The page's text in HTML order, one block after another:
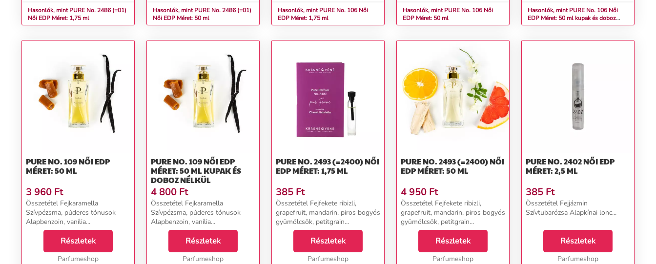
Hasonlók, mint PURE No. 2486 (=01)
Női EDP Méret: 1,75 ml
Hasonlók, mint PURE No. 2486 (=01)
Női EDP Méret: 50 ml
Hasonlók, mint PURE No. 106 Női
EDP Méret: 1,75 ml
Hasonlók, mint PURE No. 106 Női
EDP Méret: 50 ml
Hasonlók, mint PURE No. 106 Női
EDP Méret: 50 ml kupak és doboz
nélkül
PURE NO. 109 NŐI EDP
MÉRET: 50 ML
3 960 Ft
Összetétel Fejkaramella
Szívpézsma, púderes tónusok
Alapbenzoin, vanília...
Részletek
Parfumeshop
PURE NO. 109 NŐI EDP
MÉRET: 50 ML KUPAK ÉS
DOBOZ NÉLKÜL
4 800 Ft
Összetétel Fejkaramella
Szívpézsma, púderes tónusok
Alapbenzoin, vanília...
Részletek
Parfumeshop
PURE NO. 2493 (=2400) NŐI
EDP MÉRET: 1,75 ML
385 Ft
Összetétel Fejfekete ribizli,
grapefruit, mandarin, piros bogyós
gyümölcsök, petitgrain
Szívtuberózsa, narancsvirág,
jázmin, ylang-ylang, kókusz
Alappézsma, szantálfa, vanília...
Részletek
Parfumeshop
PURE NO. 2493 (=2400) NŐI
EDP MÉRET: 50 ML
4 950 Ft
Összetétel Fejfekete ribizli,
grapefruit, mandarin, piros bogyós
gyümölcsök, petitgrain
Szívtuberózsa, narancsvirág,
jázmin, ylang-ylang, kókusz
Alappézsma, szantálfa, vanília...
Részletek
Parfumeshop
PURE NO. 2402 NŐI EDP
MÉRET: 2,5 ML
385 Ft
Összetétel Fejjázmin
Szívtubarózsa Alapkínai lonc...
Részletek
Parfumeshop